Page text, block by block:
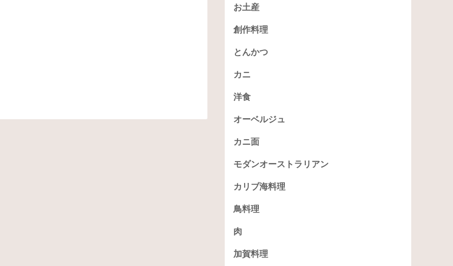
お土産
創作料理
とんかつ
カニ
洋食
オーベルジュ
カニ面
モダンオーストラリアン
カリブ海料理
鳥料理
肉
加賀料理